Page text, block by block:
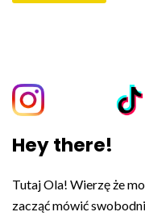
Hey there!
Tutaj Ola! Wierzę że
zacząć mówić